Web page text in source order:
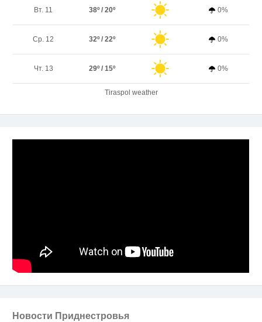
Вт. 11 38º / 20º 0%
Ср. 12 32º / 22º 0%
Чт. 13 29º / 15º 0%
Tiraspol weather
Новости Приднестровья